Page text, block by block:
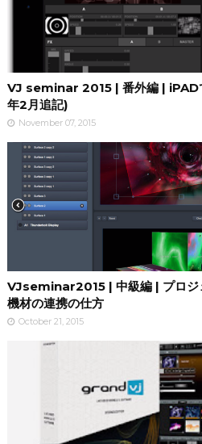
VJ seminar 2015 | 番外編 | iPAD
年2月追記)
November 07, 2015
VJseminar2015 | 中級編 | プロジ
機材の連携の仕方
October 21, 2015